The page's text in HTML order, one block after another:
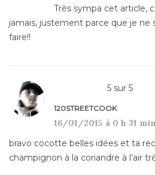
Très sympa cet article,
jamais, justement parce que je ne
faire!!
5 sur 5
120STREETCOOK
16/01/2015 à 0 h 31
bravo cocotte belles idées et ta
champignon à la coriandre à l’air